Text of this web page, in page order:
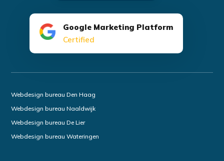
Google Marketing Platform
Certified
Webdesign bureau Den Haag
Webdesign bureau Naaldwijk
Webdesign bureau De Lier
Webdesign bureau Wateringen